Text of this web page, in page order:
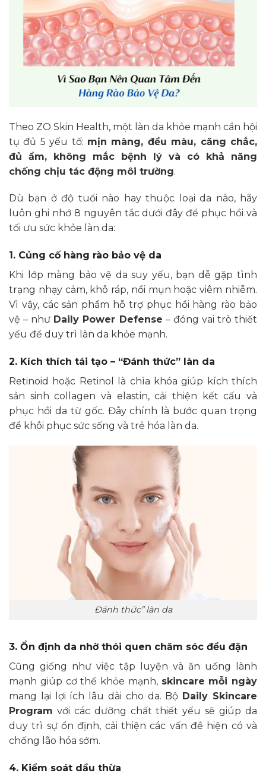
Theo ZO Skin Health, một làn da khỏe mạnh cần hội
tụ đủ 5 yếu tố: mịn màng, đều màu, căng chắc,
đủ ẩm, không mắc bệnh lý và có khả năng
chống chịu tác động môi trường.
Dù bạn ở độ tuổi nào hay thuộc loại da nào, hãy
luôn ghi nhớ 8 nguyên tắc dưới đây để phục hồi và
tối ưu sức khỏe làn da:
1. Củng cố hàng rào bảo vệ da
Khi lớp màng bảo vệ da suy yếu, bạn dễ gặp tình
trạng nhạy cảm, khô ráp, nổi mụn hoặc viêm nhiễm.
Vì vậy, các sản phẩm hỗ trợ phục hồi hàng rào bảo
vệ – như Daily Power Defense – đóng vai trò thiết
yếu để duy trì làn da khỏe mạnh.
2. Kích thích tái tạo – “Đánh thức” làn da
Retinoid hoặc Retinol là chìa khóa giúp kích thích
sản sinh collagen và elastin, cải thiện kết cấu và
phục hồi da từ gốc. Đây chính là bước quan trọng
để khôi phục sức sống và trẻ hóa làn da.
Đánh thức” làn da
3. Ổn định da nhờ thói quen chăm sóc đều đặn
Cũng giống như việc tập luyện và ăn uống lành
mạnh giúp cơ thể khỏe mạnh, skincare mỗi ngày
mang lại lợi ích lâu dài cho da. Bộ Daily Skincare
Program với các dưỡng chất thiết yếu sẽ giúp da
duy trì sự ổn định, cải thiện các vấn đề hiện có và
chống lão hóa sớm.
4. Kiểm soát dầu thừa